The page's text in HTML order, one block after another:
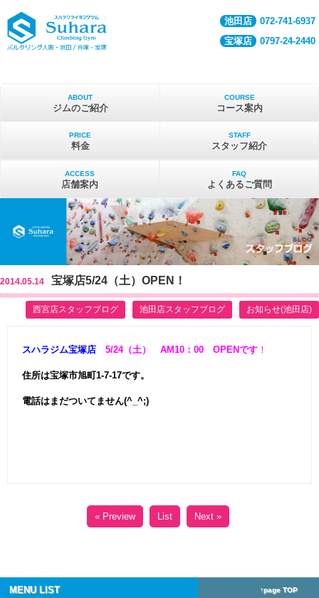
池田店
072-741-6937
宝塚店
0797-24-2440
ABOUT
ジムのご紹介
COURSE
コース案内
PRICE
料金
STAFF
スタッフ紹介
ACCESS
店舗案内
FAQ
よくあるご質問
2014.05.14 宝塚店5/24（土）OPEN！
お知らせ(池田店)
池田店スタッフブログ
西宮店スタッフブログ
スハラジム宝塚店 5/24（土） AM10：00 OPENです ！
住所は宝塚市旭町1-7-17です。
電話はまだついてません(^_^;)
« Preview List Next »
MENU LIST ↑page TOP